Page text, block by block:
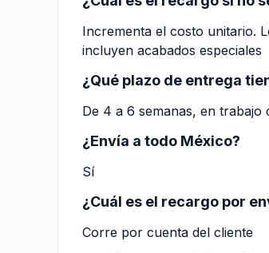
Incrementa el costo unitario.
incluyen acabados especiales
¿Qué plazo de entrega
De 4 a 6 semanas, en
¿Envía a todo México?
Sí
¿Cuál es el recargo por
Corre por cuenta del cliente